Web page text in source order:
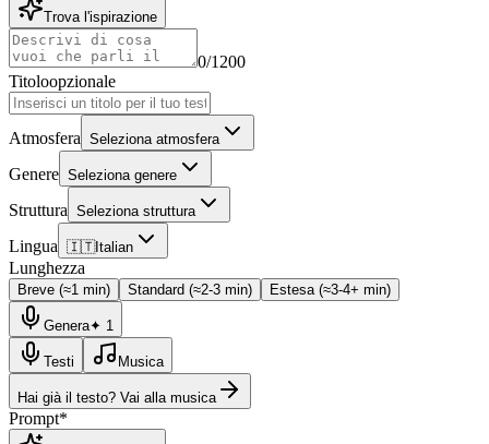
Trova l'ispirazione
0/1200
Titoloopzionale
Atmosfera Seleziona atmosfera
Genere Seleziona genere
Struttura Seleziona struttura
Lingua 🇮🇹Italian
Lunghezza
Breve (≈1 min) Standard (≈2-3 min) Estesa (≈3-4+ min)
Genera✦ 1
Testi Musica
Hai già il testo? Vai alla musica
Prompt*